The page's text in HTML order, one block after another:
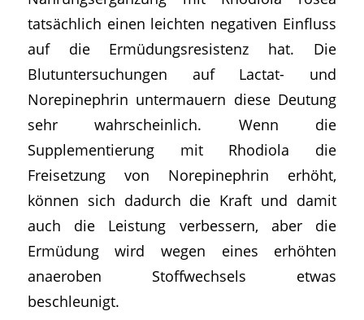
tatsächlich einen leichten negativen Einfluss
auf die Ermüdungsresistenz hat. Die
Blutuntersuchungen auf Lactat- und
Norepinephrin untermauern diese Deutung
sehr wahrscheinlich. Wenn die
Supplementierung mit Rhodiola die
Freisetzung von Norepinephrin erhöht,
können sich dadurch die Kraft und damit
auch die Leistung verbessern, aber die
Ermüdung wird wegen eines erhöhten
anaeroben Stoffwechsels etwas
beschleunigt.